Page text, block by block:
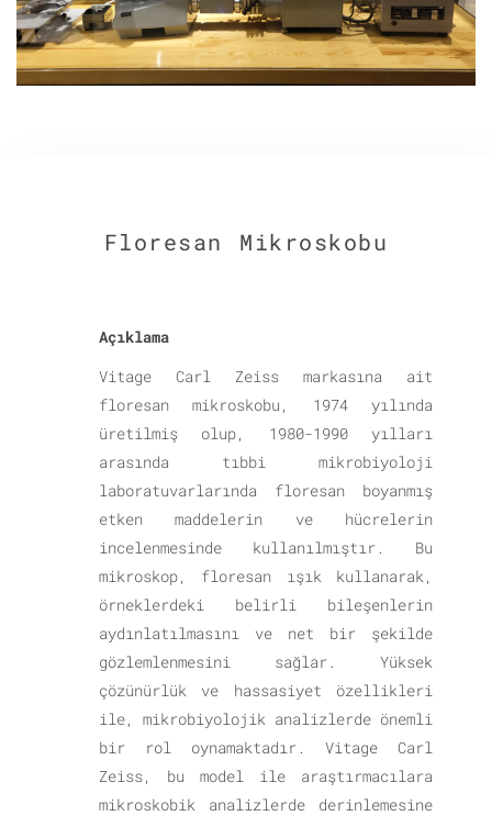
Floresan Mikroskobu
Açıklama
Vitage Carl Zeiss markasına ait
floresan mikroskobu, 1974 yılında
üretilmiş olup, 1980-1990 yılları
arasında tıbbi mikrobiyoloji
laboratuvarlarında floresan boyanmış
etken maddelerin ve hücrelerin
incelenmesinde kullanılmıştır. Bu
mikroskop, floresan ışık kullanarak,
örneklerdeki belirli bileşenlerin
aydınlatılmasını ve net bir şekilde
gözlemlenmesini sağlar. Yüksek
çözünürlük ve hassasiyet özellikleri
ile, mikrobiyolojik analizlerde önemli
bir rol oynamaktadır. Vitage Carl
Zeiss, bu model ile araştırmacılara
mikroskobik analizlerde derinlemesine